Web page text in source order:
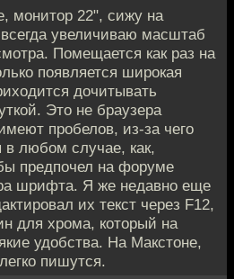
монитор 22", сижу на
увеличиваю масштаб
Помещается как раз на
появляется широкая
дочитывать
Это не браузера
пробелов, из-за чего
в любом случае, как,
предпочел на форуме
шрифта. Я же недавно еще
их текст через F12,
для хрома, который на
удобства. На Макстоне,
пишутся.